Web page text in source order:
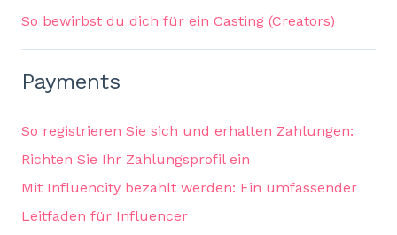
So bewirbst du dich für ein Casting (Creators)
Payments
So registrieren Sie sich und erhalten Zahlungen:
Richten Sie Ihr Zahlungsprofil ein
Mit Influencity bezahlt werden: Ein umfassender
Leitfaden für Influencer